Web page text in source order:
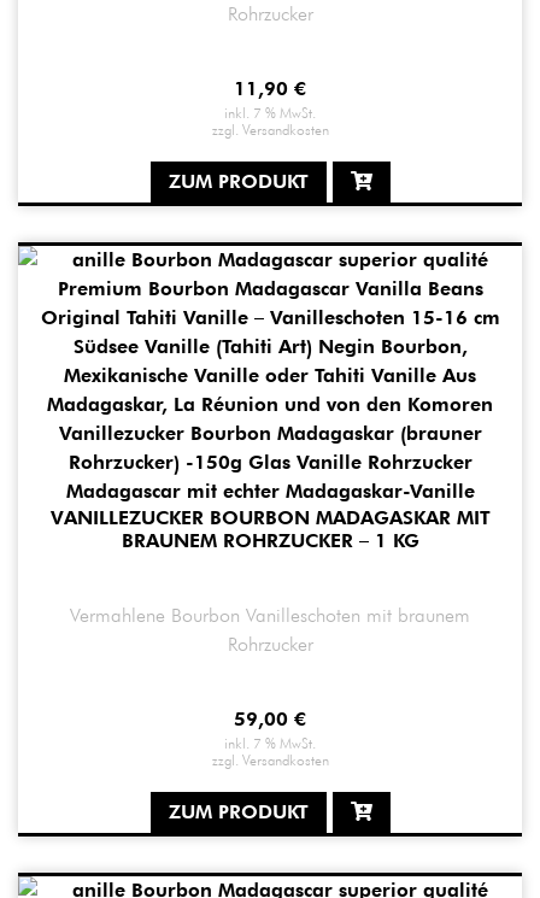
Rohrzucker
11,90 €
inkl. 7 % MwSt.
zzgl. Versandkosten
ZUM PRODUKT
VANILLEZUCKER BOURBON MADAGASKAR MIT
BRAUNEM ROHRZUCKER – 1 KG
Vermahlene Bourbon Vanilleschoten mit braunem
Rohrzucker
59,00 €
inkl. 7 % MwSt.
zzgl. Versandkosten
ZUM PRODUKT